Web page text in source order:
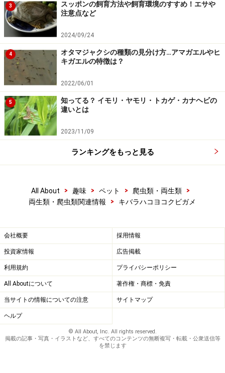
楽天市場で人気のペット用品をチェック！
3
スッポンの飼育方法や飼育環境のすすめ！エサや
注意点など
2024/09/24
4
オタマジャクシの種類の見分け方…アマガエルやヒ
キガエルの特徴は？
2022/06/01
5
知ってる？ イモリ・ヤモリ・トカゲ・カナヘビの
違いとは
2023/11/09
ランキングをもっと見る
All About > 趣味 > ペット > 爬虫類・両生類
>
両生類・爬虫類関連情報
> キバラハコヨコクビガメ
会社概要 採用情報
投資家情報 広告掲載
利用規約 プライバシーポリシー
All Aboutについて 著作権・商標・免責
当サイトの情報についての注意 サイトマップ
ヘルプ
© All About, Inc. All rights reserved.
掲載の記事・写真・イラストなど、すべてのコンテンツの無断複写・転載・公衆送信等
を禁じます